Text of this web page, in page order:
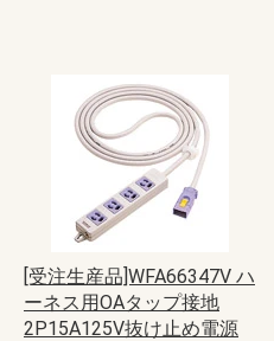
[受注生産品]WFA66347V ハ
ーネス用OAタップ接地
2P15A125V抜け止め電源